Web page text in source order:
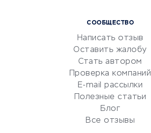
Маркетинг и продажи
Репетиторство
Красота и здоровье
Сервисы по поиску работы
Сетевой маркетинг
УСЛУГИ ДЛЯ БИЗНЕСА
СООБЩЕСТВО
Написать отзыв
Оставить жалобу
Стать автором
Проверка компаний
E-mail рассылки
Полезные статьи
Блог
Все отзывы